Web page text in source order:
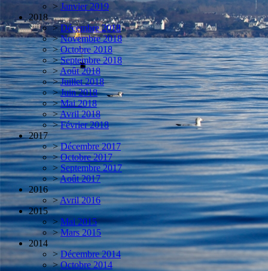
> Janvier 2019
2018
> Décembre 2018
> Novembre 2018
> Octobre 2018
> Septembre 2018
>Août 2018
> Juillet 2018
> Juin 2018
> Mai 2018
>Avril 2018
> Février 2018
2017
> Décembre 2017
> Octobre 2017
> Septembre 2017
>Août 2017
2016
>Avril 2016
2015
> Mai 2015
> Mars 2015
2014
> Décembre 2014
> Octobre 2014